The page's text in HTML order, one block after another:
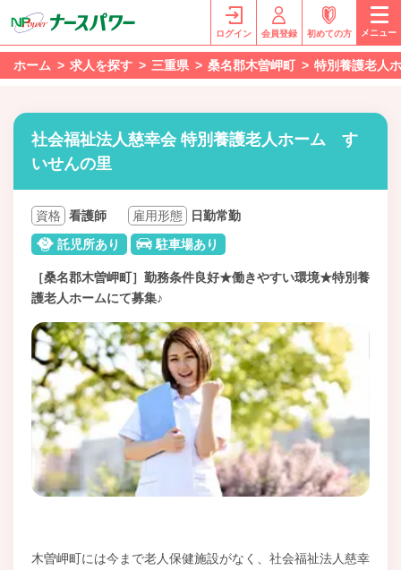
ログイン 会員登録 初めての方 メニュー
ホーム 求人を探す 三重県 桑名郡木曽岬町 特別養護老人
社会福祉法人慈幸会 特別養護老人ホーム す
いせんの里
資格 看護師 雇用形態
日勤常勤
託児所あり
駐車場あり
［桑名郡木曽岬町］勤務条件良好★働きやすい環境★特別養
護老人ホームにて募集♪
木曽岬町には今まで老人保健施設がなく、社会福祉法人慈幸